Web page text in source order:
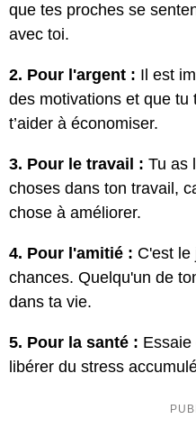
que tes proches se
avec toi.
2. Pour l'argent : Il est
des motivations et que
t’aider à économiser.
3. Pour le travail : Tu as
choses dans ton travail,
chose à améliorer.
4. Pour l'amitié : C'est le
chances. Quelqu'un de
dans ta vie.
5. Pour la santé :
libérer du stress